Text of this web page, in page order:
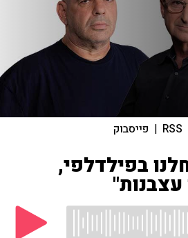
RSS
| פייסבוק
בפילדלפי,